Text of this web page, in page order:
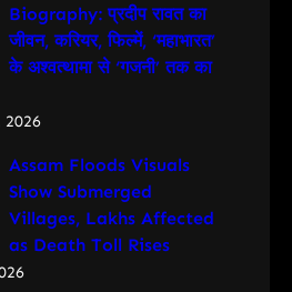
Biography: प्रदीप रावत का
जीवन, करियर, फिल्में, ‘महाभारत’
के अश्वत्थामा से ‘गजनी’ तक का
2026
Assam Floods Visuals
Show Submerged
Villages, Lakhs Affected
as Death Toll Rises